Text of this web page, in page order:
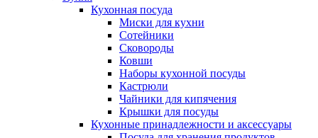
Кухонная посуда
Миски для кухни
Сотейники
Сковороды
Ковши
Наборы кухонной посуды
Кастрюли
Чайники для кипячения
Крышки для посуды
Кухонные принадлежности и аксессуары